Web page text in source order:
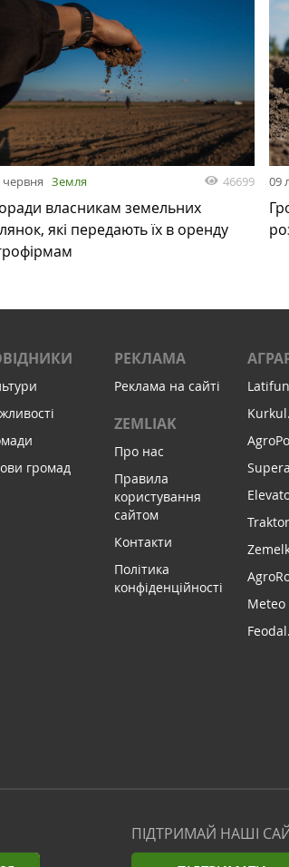
червня Земля 46699
власникам земельних
які передають їх в оренду
09
громад
РЕКЛАМА
Реклама на сайті
ZEMLIAK
Про нас
Правила
користування
сайтом
Контакти
Політика
конфіденційності
Meteo
ПІДТРИМАЙ НАШІ